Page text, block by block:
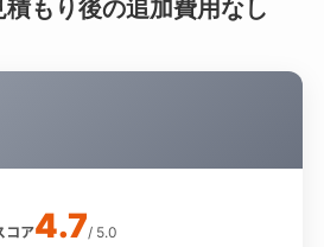
もり後の追加費用なし
コア4.7/ 5.0